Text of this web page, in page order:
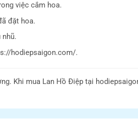
việc cắm hoa.
đặt hoa.
nhũ.
hodiepsaigon.com/.
Khi mua Lan Hồ Điệp tại